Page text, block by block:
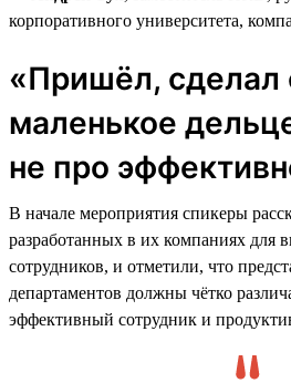
корпоративного университета,
«Пришёл, сделал
маленькое
не про
В начале мероприятия спикеры
разработанных в их компаниях для
сотрудников, и отметили, что
департаментов должны чётко
эффективный сотрудник и